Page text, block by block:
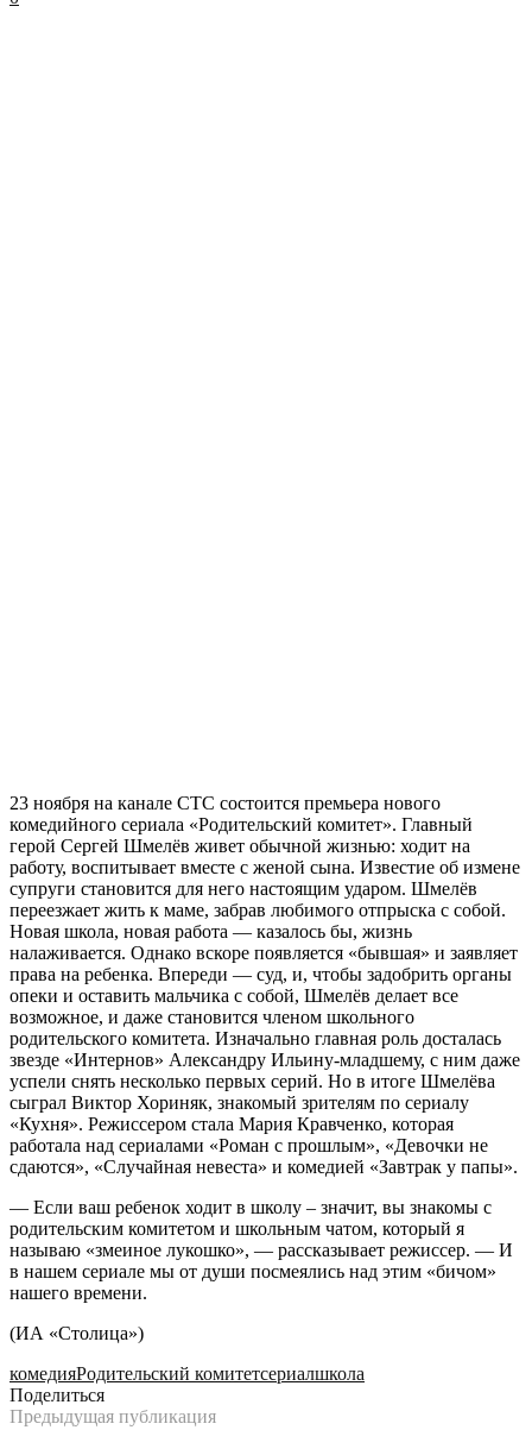
23 ноября на канале СТС состоится премьера нового
комедийного сериала «Родительский комитет». Главный
герой Сергей Шмелёв живет обычной жизнью: ходит на
работу, воспитывает вместе с женой сына. Известие об измене
супруги становится для него настоящим ударом. Шмелёв
переезжает жить к маме, забрав любимого отпрыска с собой.
Новая школа, новая работа — казалось бы, жизнь
налаживается. Однако вскоре появляется «бывшая» и заявляет
права на ребенка. Впереди — суд, и, чтобы задобрить органы
опеки и оставить мальчика с собой, Шмелёв делает все
возможное, и даже становится членом школьного
родительского комитета. Изначально главная роль досталась
звезде «Интернов» Александру Ильину-младшему, с ним даже
успели снять несколько первых серий. Но в итоге Шмелёва
сыграл Виктор Хориняк, знакомый зрителям по сериалу
«Кухня». Режиссером стала Мария Кравченко, которая
работала над сериалами «Роман с прошлым», «Девочки не
сдаются», «Случайная невеста» и комедией «Завтрак у папы».
— Если ваш ребенок ходит в школу – значит, вы знакомы с
родительским комитетом и школьным чатом, который я
называю «змеиное лукошко», — рассказывает режиссер. — И
в нашем сериале мы от души посмеялись над этим «бичом»
нашего времени.
(ИА «Столица»)
комедияРодительский комитетсериалшкола
Поделиться
Предыдущая публикация